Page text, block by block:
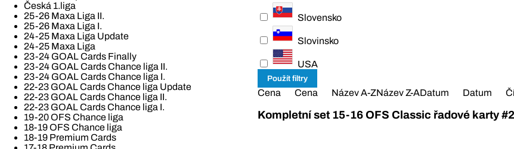
Česká 1.liga
25-26 Maxa Liga II.
25-26 Maxa Liga I.
24-25 Maxa Liga Update
24-25 Maxa Liga
23-24 GOAL Cards Finally
23-24 GOAL Cards Chance liga II.
23-24 GOAL Cards Chance liga I.
22-23 GOAL Cards Chance liga Update
22-23 GOAL Cards Chance liga II.
22-23 GOAL Cards Chance liga I.
19-20 OFS Chance liga
18-19 OFS Chance liga
18-19 Premium Cards
Slovensko
Slovinsko
USA
Cena Cena Název A-ZNázev Z-ADatum Datum
Kompletní set 15-16 OFS Classic řadové karty